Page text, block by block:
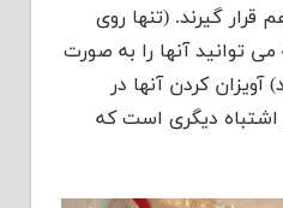
گیرند. (تنها روی
توانید آنها را به صورت
آویزان کردن آنها در
اشتباه دیگری است که